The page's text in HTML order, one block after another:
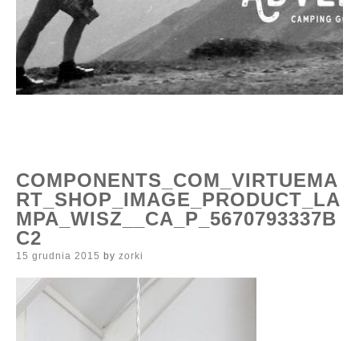
COMPONENTS_COM_VIRTUEMA
RT_SHOP_IMAGE_PRODUCT_LA
MPA_WISZ__CA_P_5670793337B
C2
Posted
15 grudnia 2015 by zorki